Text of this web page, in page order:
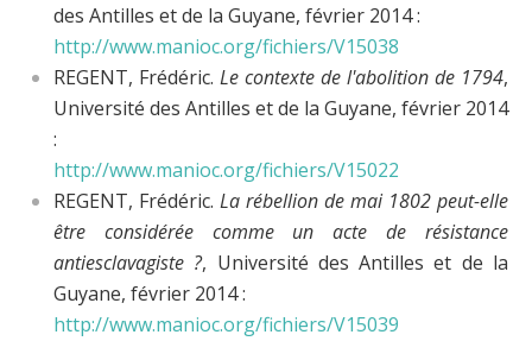
des Antilles et de la Guyane, février 2014 :
http://www.manioc.org/fichiers/V15038
REGENT, Frédéric. Le contexte de l'abolition de 1794,
Université des Antilles et de la Guyane, février 2014
:
http://www.manioc.org/fichiers/V15022
REGENT, Frédéric. La rébellion de mai 1802 peut-elle
être considérée comme un acte de résistance
antiesclavagiste ?, Université des Antilles et de la
Guyane, février 2014 :
http://www.manioc.org/fichiers/V15039